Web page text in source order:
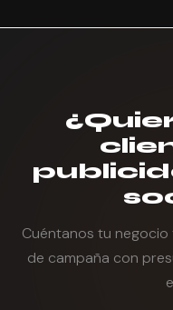
Cuéntanos tu
de campaña con